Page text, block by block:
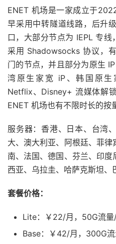
ENET 机场是一家成立于
早采用中转隧道线路，后升
口，大部分节点为 IEPL 专线
采用 Shadowsocks 协议，
门的节点，并且部分为原生
湾原生家宽 iP、韩国原生
Netflix、Disney+ 流媒体解
ENET 机场也有不限时长的按
服务器：香港、日本、台湾
大、澳大利亚、阿根廷、菲
南、法国、德国、芬兰、印
西亚、乌拉圭、哈萨克斯坦、
套餐价格：
Lite：￥22/月，50G流量/
Base：￥42/月，300G流